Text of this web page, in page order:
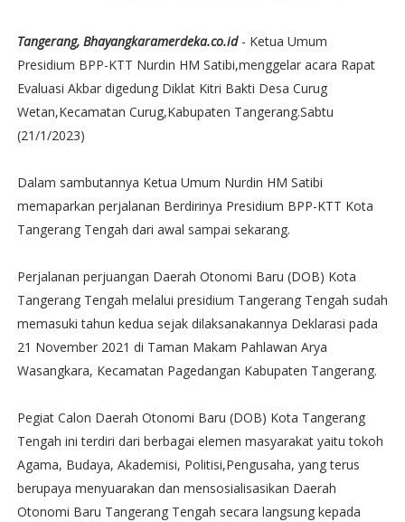
Tangerang, Bhayangkaramerdeka.co.id- Ketua Umum
Presidium BPP-KTT Nurdin HM Satibi,menggelar acara Rapat
Evaluasi Akbar digedung Diklat Kitri Bakti Desa Curug
Wetan,Kecamatan Curug,Kabupaten Tangerang.Sabtu
(21/1/2023)
Dalam sambutannya Ketua Umum Nurdin HM Satibi
memaparkan perjalanan Berdirinya Presidium BPP-KTT Kota
Tangerang Tengah dari awal sampai sekarang.
Perjalanan perjuangan Daerah Otonomi Baru (DOB) Kota
Tangerang Tengah melalui presidium Tangerang Tengah sudah
memasuki tahun kedua sejak dilaksanakannya Deklarasi pada
21 November 2021 di Taman Makam Pahlawan Arya
Wasangkara, Kecamatan Pagedangan Kabupaten Tangerang.
Pegiat Calon Daerah Otonomi Baru (DOB) Kota Tangerang
Tengah ini terdiri dari berbagai elemen masyarakat yaitu tokoh
Agama, Budaya, Akademisi, Politisi,Pengusaha, yang terus
berupaya menyuarakan dan mensosialisasikan Daerah
Otonomi Baru Tangerang Tengah secara langsung kepada